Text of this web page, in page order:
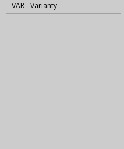
VAR - Varianty